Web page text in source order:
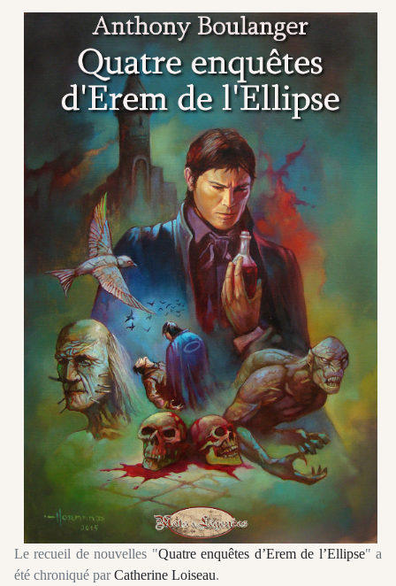
Le recueil de nouvelles "Quatre enquêtes d’Erem de l’Ellipse" a
été chroniqué parCatherine Loiseau.